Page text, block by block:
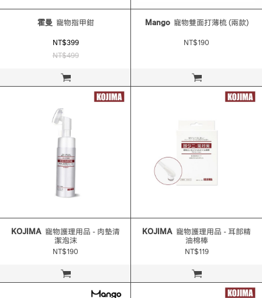
立即購買
霍曼 寵物指甲鉗
NT$399
NT$499
立即購買
Mango 寵物雙面打薄梳 (兩款)
NT$190
立即購買
KOJIMA
潔泡沫
NT$190
立即購買
KOJIMA
油棉棒
NT$119